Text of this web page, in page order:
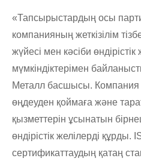
«Тапсырыстардың осы
компанияның жеткізілім
жүйесі мен кәсіби
мүмкіндіктерімен
Металл басшысы. Компания
өңдеуден қоймаға және
қызметтерін ұсынатын
өндірістік желілерді құрды.
сертификаттаудың қатаң